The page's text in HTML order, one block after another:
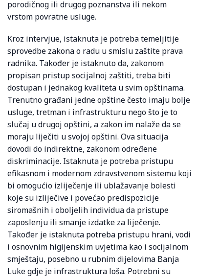
porodičnog ili drugog poznanstva ili nekom
vrstom povratne usluge.
Kroz intervjue, istaknuta je potreba temeljitije
sprovedbe zakona o radu u smislu zaštite prava
radnika. Također je istaknuto da, zakonom
propisan pristup socijalnoj zaštiti, treba biti
dostupan i jednakog kvaliteta u svim opštinama.
Trenutno građani jedne opštine često imaju bolje
usluge, tretman i infrastrukturu nego što je to
slučaj u drugoj opštini, a zakon im nalaže da se
moraju liječiti u svojoj opštini. Ova situacija
dovodi do indirektne, zakonom određene
diskriminacije. Istaknuta je potreba pristupu
efikasnom i modernom zdravstvenom sistemu koji
bi omogućio izliječenje ili ublažavanje bolesti
koje su izliječive i povećao predispozicije
siromašnih i oboljelih individua da pristupe
zaposlenju ili smanje izdatke za liječenje.
Također je istaknuta potreba pristupu hrani, vodi
i osnovnim higijenskim uvjetima kao i socijalnom
smještaju, posebno u rubnim dijelovima Banja
Luke gdje je infrastruktura loša. Potrebni su